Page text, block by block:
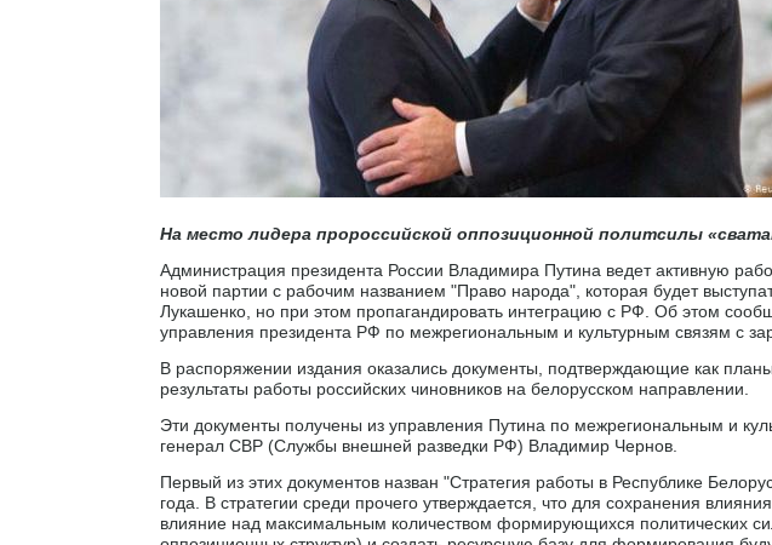
На место лидера пророссийской оппозиционной политсилы
Администрация президента России Владимира Путина ведет активную
новой партии с рабочим названием "Право народа", которая будет
Лукашенко, но при этом пропагандировать интеграцию с РФ. Об этом
управления президента РФ по межрегиональным и культурным связям с
В распоряжении издания оказались документы, подтверждающие как
результаты работы российских чиновников на белорусском направлении.
Эти документы получены из управления Путина по межрегиональным и
генерал СВР (Службы внешней разведки РФ) Владимир Чернов.
Первый из этих документов назван "Стратегия работы в Республике
года. В стратегии среди прочего утверждается, что для сохранения
влияние над максимальным количеством формирующихся политических